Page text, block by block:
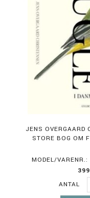
JENS OVERGAARD
STORE BOG OM
MODEL/VARENR.:
ANTAL